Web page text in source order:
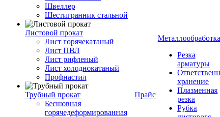
Швеллер
Шестигранник стальной
Листовой прокат
Лист горячекатаный
Лист ПВЛ
Лист рифленый
Лист холоднокатаный
Профнастил
Трубный прокат
Бесшовная
горячедеформированная
Прайс
Металлообработка
Резка
арматуры
хранение
Плазменная
резка
Рубка